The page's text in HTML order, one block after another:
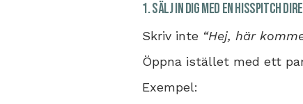
1. Sälj in dig med en hisspitch
Skriv inte “Hej, här
Öppna istället med ett
Exempel: